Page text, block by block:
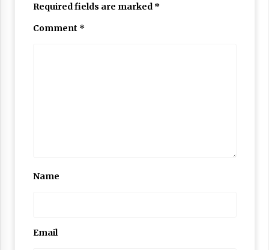
Required fields are marked *
Comment *
Name
Email